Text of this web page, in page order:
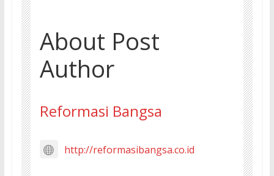
About Post
Author
Reformasi Bangsa
http://reformasibangsa.co.id